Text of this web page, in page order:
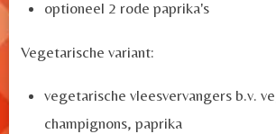
optioneel 2 rode paprika's
Vegetarische variant:
vegetarische vleesvervangers b.v.
champignons, paprika